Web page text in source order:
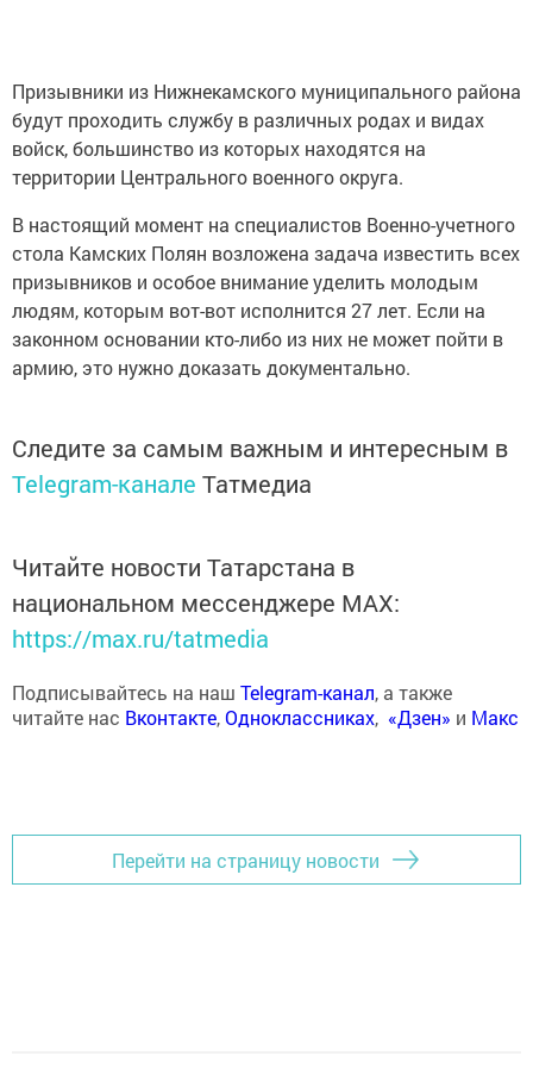
Призывники из Нижнекамского муниципального района
будут проходить службу в различных родах и видах
войск, большинство из которых находятся на
территории Центрального военного округа.
В настоящий момент на специалистов Военно-учетного
стола Камских Полян возложена задача известить всех
призывников и особое внимание уделить молодым
людям, которым вот-вот исполнится 27 лет. Если на
законном основании кто-либо из них не может пойти в
армию, это нужно доказать документально.
Следите за самым важным и интересным в
Telegram-канале Татмедиа
Читайте новости Татарстана в
национальном мессенджере MАХ:
https://max.ru/tatmedia
Подписывайтесь на наш Telegram-канал, а также
читайте нас Вконтакте,Одноклассниках, «Дзен» и Макс
Перейти на страницу новости